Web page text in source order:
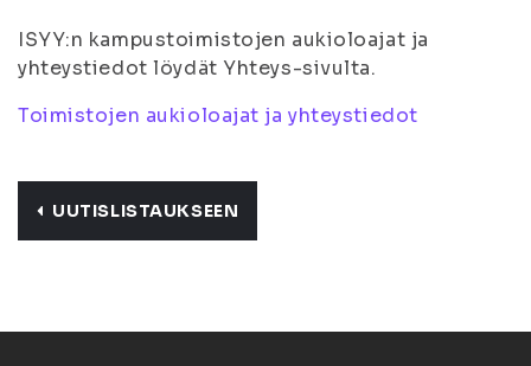
ISYY:n kampustoimistojen aukioloajat ja
yhteystiedot löydät Yhteys-sivulta.
Toimistojen aukioloajat ja yhteystiedot
UUTISLISTAUKSEEN